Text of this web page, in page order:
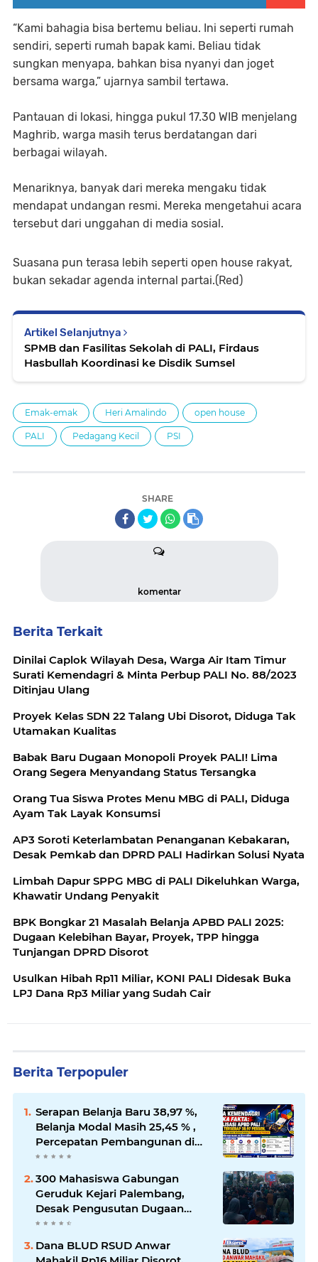
“Kami bahagia bisa bertemu beliau. Ini seperti rumah
sendiri, seperti rumah bapak kami. Beliau tidak
sungkan menyapa, bahkan bisa nyanyi dan joget
bersama warga,” ujarnya sambil tertawa.
Pantauan di lokasi, hingga pukul 17.30 WIB menjelang
Maghrib, warga masih terus berdatangan dari
berbagai wilayah.
Menariknya, banyak dari mereka mengaku tidak
mendapat undangan resmi. Mereka mengetahui acara
tersebut dari unggahan di media sosial.
Suasana pun terasa lebih seperti open house rakyat,
bukan sekadar agenda internal partai.(Red)
Artikel Selanjutnya
SPMB dan Fasilitas Sekolah di PALI, Firdaus
Hasbullah Koordinasi ke Disdik Sumsel
Emak-emak Heri Amalindo open house
PALI Pedagang Kecil PSI
SHARE
komentar
Berita Terkait
‎Dinilai Caplok Wilayah Desa, Warga Air Itam Timur
Surati Kemendagri & Minta Perbup PALI No. 88/2023
Proyek Kelas SDN 22 Talang Ubi Disorot, Diduga Tak
Utamakan Kualitas
Babak Baru Dugaan Monopoli Proyek PALI! Lima
Orang Segera Menyandang Status Tersangka
Orang Tua Siswa Protes Menu MBG di PALI, Diduga
Ayam Tak Layak Konsumsi
AP3 Soroti Keterlambatan Penanganan Kebakaran,
Desak Pemkab dan DPRD PALI Hadirkan Solusi Nyata
Limbah Dapur SPPG MBG di PALI Dikeluhkan Warga,
Khawatir Undang Penyakit
BPK Bongkar 21 Masalah Belanja APBD PALI 2025:
Dugaan Kelebihan Bayar, Proyek, TPP hingga
Tunjangan DPRD Disorot
Usulkan Hibah Rp11 Miliar, KONI PALI Didesak Buka
LPJ Dana Rp3 Miliar yang Sudah Cair
Berita Terpopuler
Serapan Belanja Baru 38,97 %,
Belanja Modal Masih 25,45 % ,
Percepatan Pembangunan di
PALI Dipertanyakan
300 Mahasiswa Gabungan
Geruduk Kejari Palembang,
Desak Pengusutan Dugaan
Korupsi Tanpa Tebang Pilih
Dana BLUD RSUD Anwar